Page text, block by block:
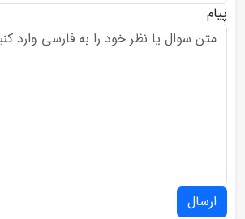
پیام
ارسال